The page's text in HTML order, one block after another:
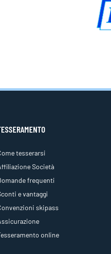
tesserarsi
Società
frequenti
e vantaggi
skipass
online